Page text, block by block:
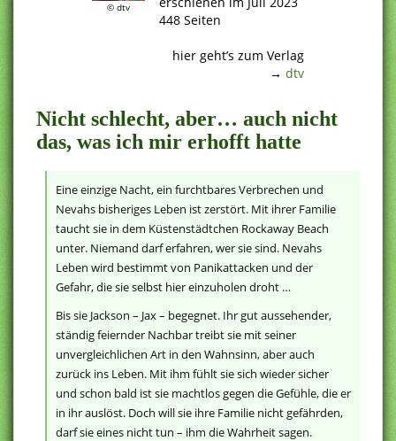
© dtv
448 Seiten
hier geht’s zum Verlag
→ dtv
Nicht schlecht, aber… auch nicht
das, was ich mir erhofft hatte
Eine einzige Nacht, ein furchtbares Verbrechen und
Nevahs bisheriges Leben ist zerstört. Mit ihrer Familie
taucht sie in dem Küstenstädtchen Rockaway Beach
unter. Niemand darf erfahren, wer sie sind. Nevahs
Leben wird bestimmt von Panikattacken und der
Gefahr, die sie selbst hier einzuholen droht …
Bis sie Jackson – Jax – begegnet. Ihr gut aussehender,
ständig feiernder Nachbar treibt sie mit seiner
unvergleichlichen Art in den Wahnsinn, aber auch
zurück ins Leben. Mit ihm fühlt sie sich wieder sicher
und schon bald ist sie machtlos gegen die Gefühle, die er
in ihr auslöst. Doch will sie ihre Familie nicht gefährden,
darf sie eines nicht tun – ihm die Wahrheit sagen.